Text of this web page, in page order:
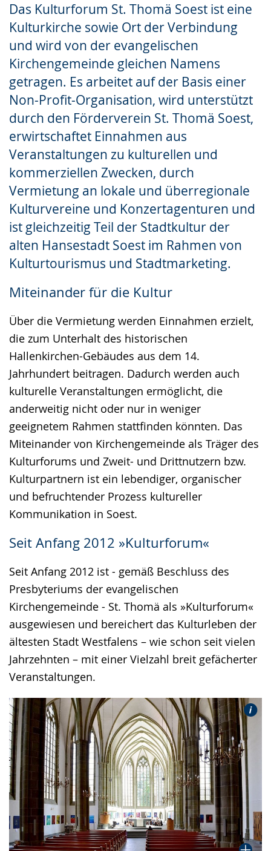
Das Kulturforum St. Thomä Soest ist eine
Kulturkirche sowie Ort der Verbindung
und wird von der evangelischen
Kirchengemeinde gleichen Namens
getragen. Es arbeitet auf der Basis einer
Non-Profit-Organisation, wird unterstützt
durch den Förderverein St. Thomä Soest,
erwirtschaftet Einnahmen aus
Veranstaltungen zu kulturellen und
kommerziellen Zwecken, durch
Vermietung an lokale und überregionale
Kulturvereine und Konzertagenturen und
ist gleichzeitig Teil der Stadtkultur der
alten Hansestadt Soest im Rahmen von
Kulturtourismus und Stadtmarketing.
Miteinander für die Kultur
Über die Vermietung werden Einnahmen erzielt,
die zum Unterhalt des historischen
Hallenkirchen-Gebäudes aus dem 14.
Jahrhundert beitragen. Dadurch werden auch
kulturelle Veranstaltungen ermöglicht, die
anderweitig nicht oder nur in weniger
geeignetem Rahmen stattfinden könnten. Das
Miteinander von Kirchengemeinde als Träger des
Kulturforums und Zweit- und Drittnutzern bzw.
Kulturpartnern ist ein lebendiger, organischer
und befruchtender Prozess kultureller
Kommunikation in Soest.
Seit Anfang 2012 »Kulturforum«
Seit Anfang 2012 ist - gemäß Beschluss des
Presbyteriums der evangelischen
Kirchengemeinde - St. Thomä als »Kulturforum«
ausgewiesen und bereichert das Kulturleben der
ältesten Stadt Westfalens – wie schon seit vielen
Jahrzehnten – mit einer Vielzahl breit gefächerter
Veranstaltungen.
wird
angezeigt.